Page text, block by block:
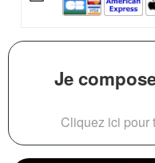
Je
Cliquez ici pour